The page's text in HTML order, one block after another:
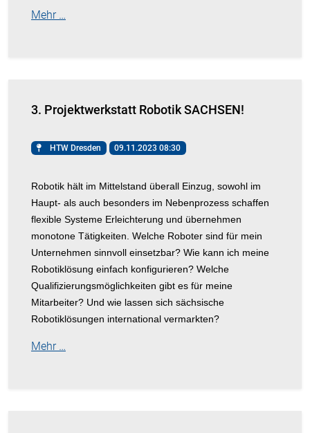
Mehr …
3. Projektwerkstatt Robotik SACHSEN!
HTW Dresden 09.11.2023 08:30
Robotik hält im Mittelstand überall Einzug, sowohl im
Haupt- als auch besonders im Nebenprozess schaffen
flexible Systeme Erleichterung und übernehmen
monotone Tätigkeiten. Welche Roboter sind für mein
Unternehmen sinnvoll einsetzbar? Wie kann ich meine
Robotiklösung einfach konfigurieren? Welche
Qualifizierungsmöglichkeiten gibt es für meine
Mitarbeiter? Und wie lassen sich sächsische
Robotiklösungen international vermarkten?
Mehr …